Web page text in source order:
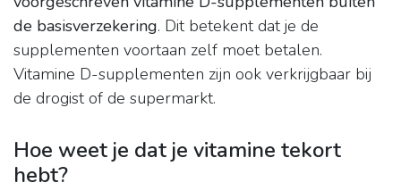
de basisverzekering. Dit betekent dat je de
supplementen voortaan zelf moet betalen.
Vitamine D-supplementen zijn ook verkrijgbaar bij
de drogist of de supermarkt.
Hoe weet je dat je vitamine tekort
hebt?